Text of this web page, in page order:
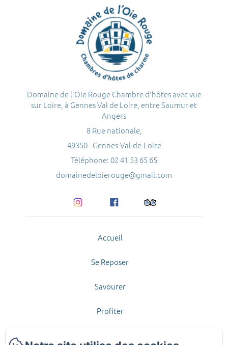
Domaine de l'Oie Rouge Chambre d'hôtes avec vue
sur Loire, à Gennes Val de Loire, entre Saumur et
Angers
8 Rue nationale,
49350 - Gennes-Val-de-Loire
Téléphone: 02 41 53 65 65
domainedeloierouge@gmail.com
Accueil
Se Reposer
Savourer
Profiter